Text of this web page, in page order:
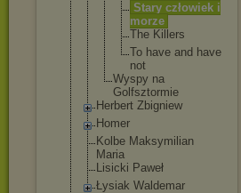
Stary człowiek i
morze
The Killers
To have and have
not
Wyspy na
Golfsztormie
Herbert Zbigniew
Homer
Kolbe Maksymilian
Maria
Lisicki Paweł
Łysiak Waldemar